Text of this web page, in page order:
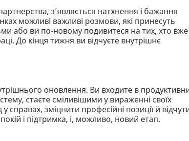
з’являється натхнення і бажання
можливі важливі розмови, які принесуть
або ви по-новому подивитеся на тих, хто вже
До кінця тижня ви відчуєте внутрішнє
оновлення. Ви входите в
стаєте сміливішими у вираженні своїх
справах, зміцнити професійні позиції й
і підтримка, і, можливо, новий етап.